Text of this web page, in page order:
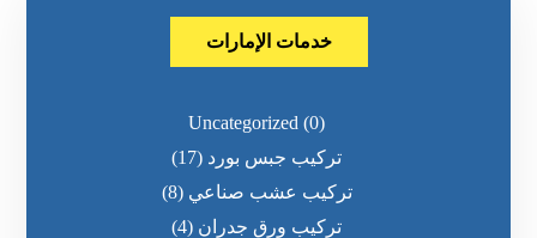
خدمات الإمارات
Uncategorized (0)
تركيب جبس بورد (17)
تركيب عشب صناعي (8)
تركيب ورق جدران (4)